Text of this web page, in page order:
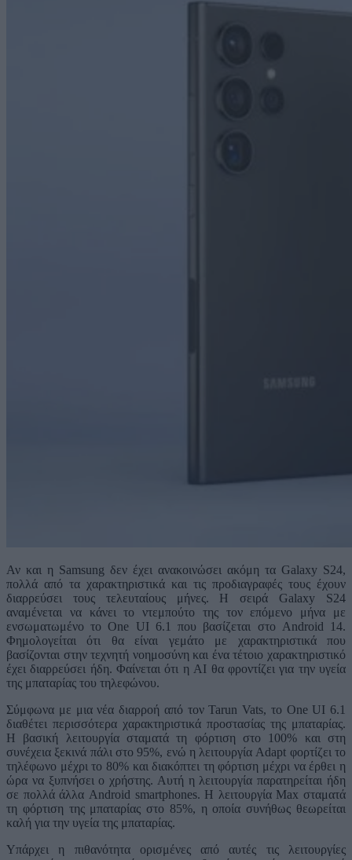
Αν και η Samsung δεν έχει ανακοινώσει ακόμη τα Galaxy S24,
πολλά από τα χαρακτηριστικά και τις προδιαγραφές τους έχουν
διαρρεύσει τους τελευταίους μήνες. Η σειρά Galaxy S24
αναμένεται να κάνει το ντεμπούτο της τον επόμενο μήνα με
ενσωματωμένο το One UI 6.1 που βασίζεται στο Android 14.
Φημολογείται ότι θα είναι γεμάτο με χαρακτηριστικά που
βασίζονται στην τεχνητή νοημοσύνη και ένα τέτοιο χαρακτηριστικό
έχει διαρρεύσει ήδη. Φαίνεται ότι η AI θα φροντίζει για την υγεία
της μπαταρίας του τηλεφώνου.
Σύμφωνα με μια νέα διαρροή από τον Tarun Vats, το One UI 6.1
διαθέτει περισσότερα χαρακτηριστικά προστασίας της μπαταρίας.
Η βασική λειτουργία σταματά τη φόρτιση στο 100% και στη
συνέχεια ξεκινά πάλι στο 95%, ενώ η λειτουργία Adapt φορτίζει το
τηλέφωνο μέχρι το 80% και διακόπτει τη φόρτιση μέχρι να έρθει η
ώρα να ξυπνήσει ο χρήστης. Αυτή η λειτουργία παρατηρείται ήδη
σε πολλά άλλα Android smartphones. Η λειτουργία Max σταματά
τη φόρτιση της μπαταρίας στο 85%, η οποία συνήθως θεωρείται
καλή για την υγεία της μπαταρίας.
Υπάρχει η πιθανότητα ορισμένες από αυτές τις λειτουργίες